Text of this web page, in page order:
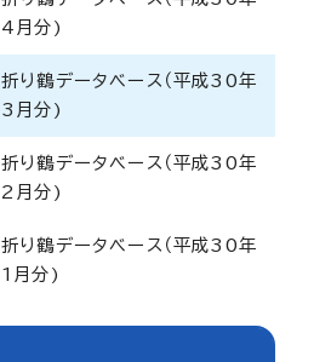
4月分)
折り鶴データベース（平成30年
3月分)
折り鶴データベース（平成30年
2月分)
折り鶴データベース（平成30年
1月分)